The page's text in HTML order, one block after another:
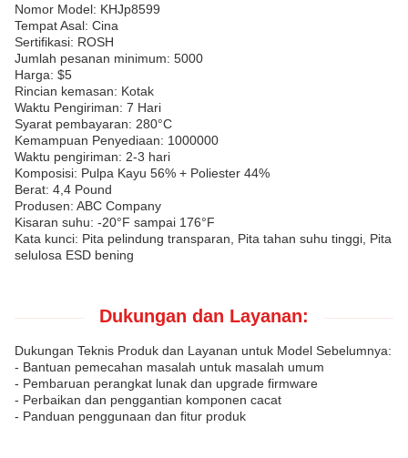
Nomor Model: KHJp8599
Tempat Asal: Cina
Sertifikasi: ROSH
Jumlah pesanan minimum: 5000
Harga: $5
Rincian kemasan: Kotak
Waktu Pengiriman: 7 Hari
Syarat pembayaran: 280°C
Kemampuan Penyediaan: 1000000
Waktu pengiriman: 2-3 hari
Komposisi: Pulpa Kayu 56% + Poliester 44%
Berat: 4,4 Pound
Produsen: ABC Company
Kisaran suhu: -20°F sampai 176°F
Kata kunci: Pita pelindung transparan, Pita tahan suhu tinggi, Pita
selulosa ESD bening
Dukungan dan Layanan:
Dukungan Teknis Produk dan Layanan untuk Model Sebelumnya:
- Bantuan pemecahan masalah untuk masalah umum
- Pembaruan perangkat lunak dan upgrade firmware
- Perbaikan dan penggantian komponen cacat
- Panduan penggunaan dan fitur produk